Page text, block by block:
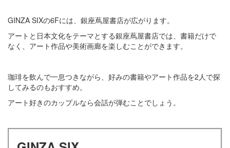
GINZA SIXの6Fには、銀座蔦屋書店が広がります。
アートと日本文化をテーマとする銀座蔦屋書店では、書籍だけで
なく、アート作品や美術画廊を楽しむことができます。
珈琲を飲んで一息つきながら、好みの書籍やアート作品を2人で探
してみるのもおすすめ。
アート好きのカップルなら会話が弾むことでしょう。